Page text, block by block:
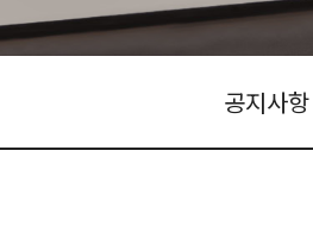
공지사항